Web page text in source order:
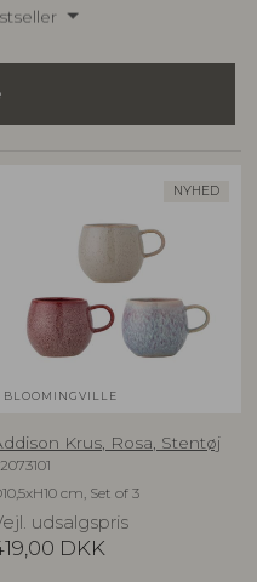
NYHED
BLOOMINGVILLE
Krus, Rosa, Stentøj
cm, Set of 3
udsalgspris
DKK